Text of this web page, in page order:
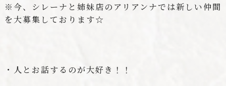
※今、シレーナと姉妹店のアリアンナでは新しい仲間
を大募集しております☆
・人とお話するのが大好き！！